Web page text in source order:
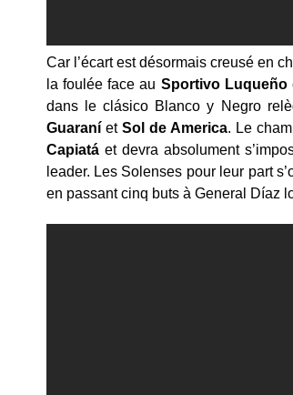
Car l’écart est désormais creusé en
la foulée face au Sportivo Luqueño
dans le clásico Blanco y Negro
Guaraníet Sol de America. Le
Capiatáet devra absolument
leader. Les Solenses pour leur part
en passant cinq buts à General Díaz